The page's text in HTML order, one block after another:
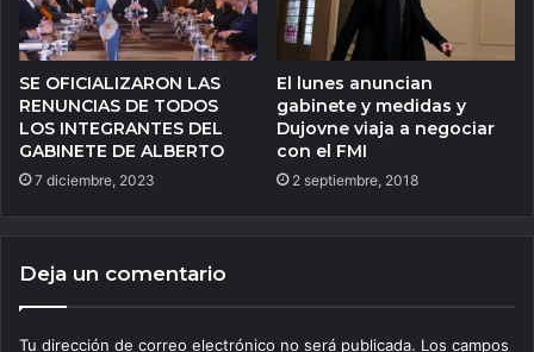
SE OFICIALIZARON LAS
RENUNCIAS DE TODOS
LOS INTEGRANTES DEL
GABINETE DE ALBERTO
7 diciembre, 2023
El lunes anuncian
gabinete y medidas y
Dujovne viaja a negociar
con el FMI
2 septiembre, 2018
Deja un comentario
Tu dirección de correo electrónico no será publicada. Los campos